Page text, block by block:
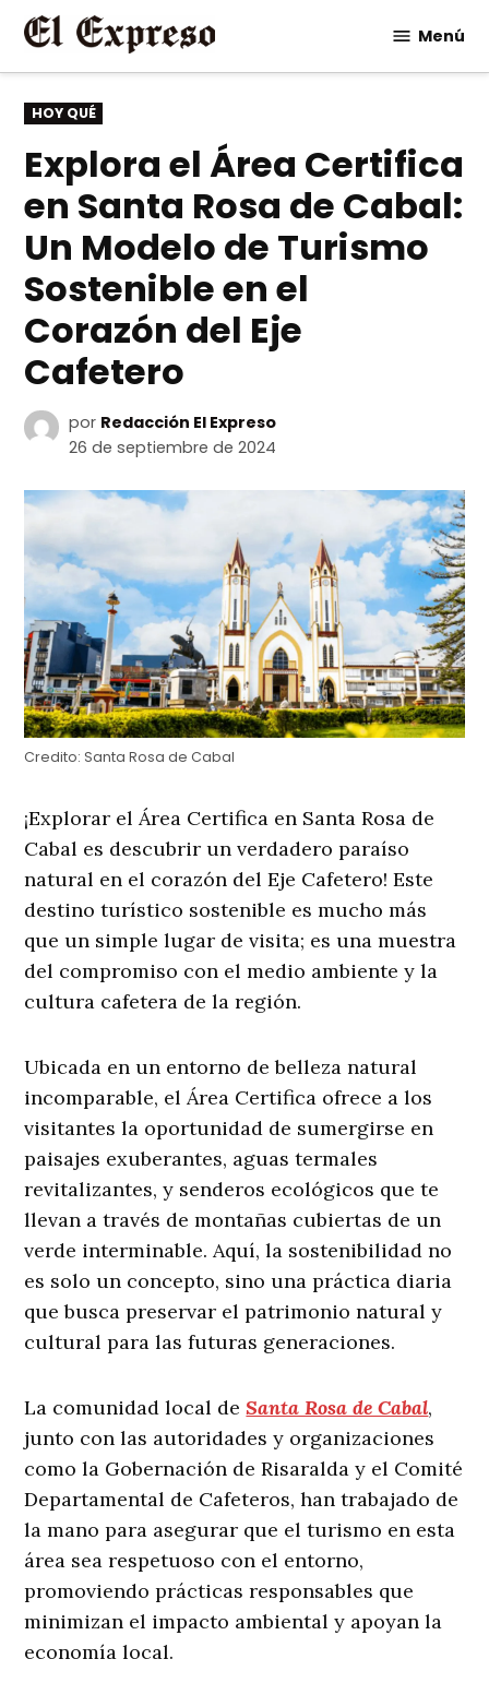
Saltar
contenido
Menú
PUBLICADO
EN
HOY QUÉ
Explora el Área Certifica
en Santa Rosa de Cabal:
Un Modelo de Turismo
Sostenible en el
Corazón del Eje
Cafetero
por Redacción El Expreso
26 de septiembre de 2024
Credito: Santa Rosa de Cabal
¡Explorar el Área Certifica en Santa Rosa de
Cabal es descubrir un verdadero paraíso
natural en el corazón del Eje Cafetero! Este
destino turístico sostenible es mucho más
que un simple lugar de visita; es una muestra
del compromiso con el medio ambiente y la
cultura cafetera de la región.
Ubicada en un entorno de belleza natural
incomparable, el Área Certifica ofrece a los
visitantes la oportunidad de sumergirse en
paisajes exuberantes, aguas termales
revitalizantes, y senderos ecológicos que te
llevan a través de montañas cubiertas de un
verde interminable. Aquí, la sostenibilidad no
es solo un concepto, sino una práctica diaria
que busca preservar el patrimonio natural y
cultural para las futuras generaciones.
La comunidad local deSanta Rosa de Cabal,
junto con las autoridades y organizaciones
como la Gobernación de Risaralda y el Comité
Departamental de Cafeteros, han trabajado de
la mano para asegurar que el turismo en esta
área sea respetuoso con el entorno,
promoviendo prácticas responsables que
minimizan el impacto ambiental y apoyan la
economía local.